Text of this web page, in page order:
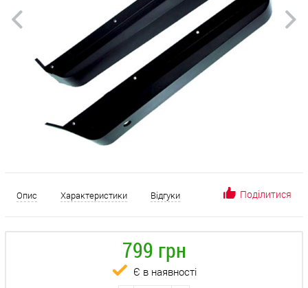
Опис Характеристики Відгуки Поділитися
799 грн
Є в наявності